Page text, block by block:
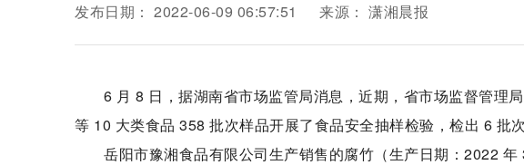
发布日期： 2022-06-09 06:57:51 来源： 潇湘晨报
6 月 8 日，据湖南省市场监管局消息，近期，省市场监督管理
等 10 大类食品 358 批次样品开展了食品安全抽样检验，检出 6 批次
岳阳市豫湘食品有限公司生产销售的腐竹（生产日期：2022